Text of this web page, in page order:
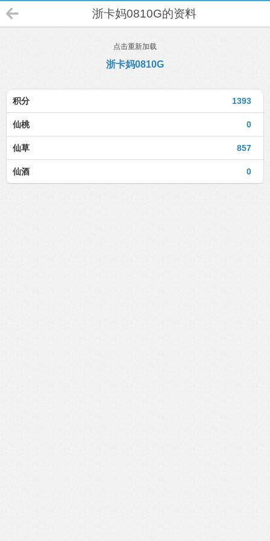
浙卡妈0810G的资料
点击重新加载
浙卡妈0810G
1393
积分
0
仙桃
857
仙草
0
仙酒